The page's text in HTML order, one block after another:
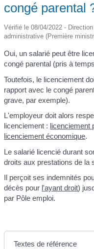
congé parental
Vérifié le 08/04/2022 -
administrative (Première
Oui, un salarié peut être
congé parental (pris à
Toutefois, le licenciement
rapport avec le congé
grave, par exemple).
L'employeur doit alors
licenciement : licenciement
licenciement économique.
Le salarié licencié durant
droits aux prestations de la
Il perçoit ses indemnités
décès pour l'ayant droit)
par Pôle emploi.
Textes de référence